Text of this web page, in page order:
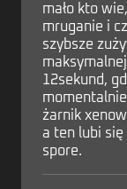
mało kto
mruganie i
szybsze
12sekund,
żarnik
a ten lubi się
spore.